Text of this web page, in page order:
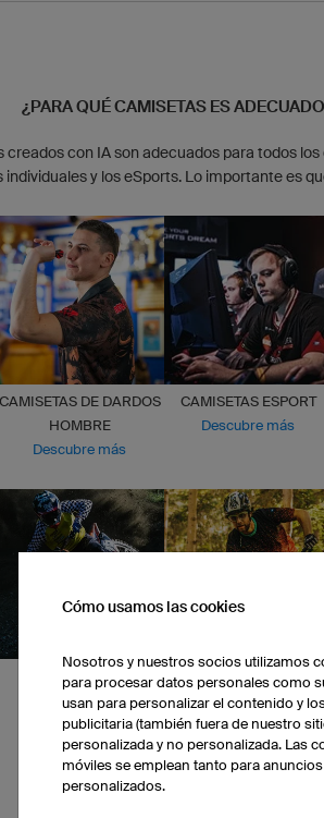
¿PARA QUÉ CAMISETAS ES
creados con IA son adecuados para todos
y los eSports. Lo importante es
CAMISETAS DE DARDOS
HOMBRE
Descubre más
CAMISETAS ESPORT
Descubre más
MOTOCROSS
Descubre más
CAMISETAS MTB
Descubre más
Cómo usamos las cookies
Nosotros y nuestros socios utilizamos
para procesar datos personales como
usan para personalizar el contenido y
publicitaria (también fuera de nuestro
personalizada y no personalizada. Las
móviles se emplean tanto para
personalizados.